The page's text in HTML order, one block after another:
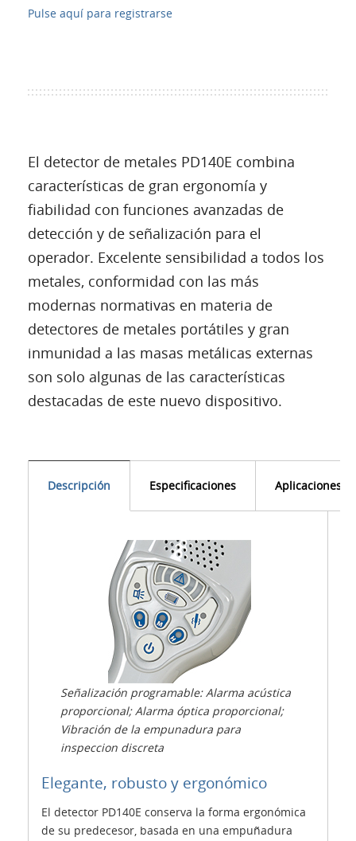
Pulse aquí para registrarse
El detector de metales PD140E combina
características de gran ergonomía y
fiabilidad con funciones avanzadas de
detección y de señalización para el
operador. Excelente sensibilidad a todos los
metales, conformidad con las más
modernas normativas en materia de
detectores de metales portátiles y gran
inmunidad a las masas metálicas externas
son solo algunas de las características
destacadas de este nuevo dispositivo.
Descripción Especificaciones Aplicaciones
Señalización programable: Alarma acústica
proporcional; Alarma óptica proporcional;
Vibración de la empunadura para
inspeccion discreta
Elegante, robusto y ergonómico
El detector PD140E conserva la forma ergonómica
de su predecesor, basada en una empuñadura